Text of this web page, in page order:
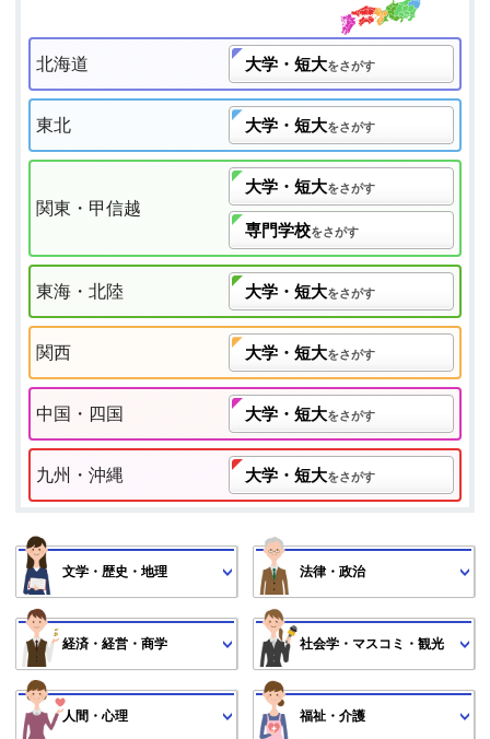
北海道 大学・短大をさがす
東北 大学・短大をさがす
関東・甲信越
大学・短大をさがす
専門学校をさがす
東海・北陸 大学・短大をさがす
関西 大学・短大をさがす
中国・四国 大学・短大をさがす
九州・沖縄 大学・短大をさがす
文学・歴史・地理 法律・政治
経済・経営・商学 社会学・マスコミ・観光
人間・心理 福祉・介護